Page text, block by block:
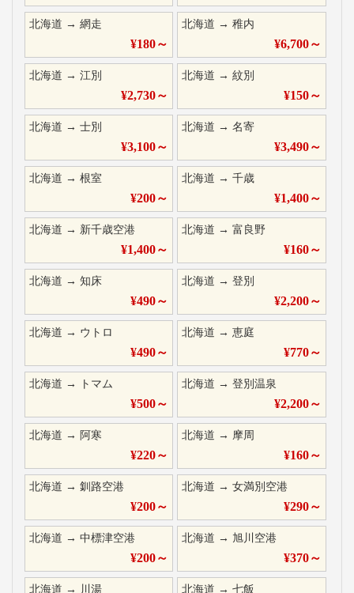
北海道 → 網走
¥180～
北海道 →稚内
¥6,700～
北海道 → 江別
¥2,730～
北海道 →紋別
¥150～
北海道 → 士別
¥3,100～
北海道 →名寄
¥3,490～
北海道 → 根室
¥200～
北海道 →千歳
¥1,400～
北海道 → 新千歳空港
¥1,400～
北海道 →富良野
¥160～
北海道 → 知床
¥490～
北海道 →登別
¥2,200～
北海道 → ウトロ
¥490～
北海道 →恵庭
¥770～
北海道 → トマム
¥500～
北海道 →登別温泉
¥2,200～
北海道 → 阿寒
¥220～
北海道 → 摩周
¥160～
北海道 → 釧路空港
¥200～
北海道 →女満別空港
¥290～
北海道 → 中標津空港
¥200～
北海道 →旭川空港
¥370～
北海道 → 川湯 北海道 →七飯